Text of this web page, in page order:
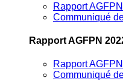
Rapport
Communiqué
Rapport AGFPN
Rapport
Communiqué